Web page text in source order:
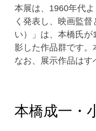
本展は、1960年代
く発表し、映画監
い）」は、本橋氏
影した作品群です
なお、展示作品は
本橋成一・